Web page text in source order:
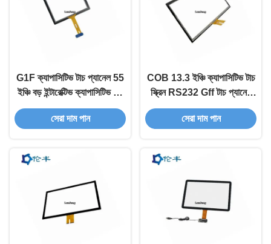
G1F ক্যাপাসিটিভ টাচ প্যানেল 55
ইঞ্চি বড় ইন্টারেক্টিভ ক্যাপাসিটিভ টাচ
স্ক্রিন ওভারলে
সেরা দাম পান
COB 13.3 ইঞ্চি ক্যাপাসিটিভ টাচ
স্ক্রিন RS232 Gff টাচ প্যানেল
অ্যান্টি-রিফ্লেকশন
সেরা দাম পান